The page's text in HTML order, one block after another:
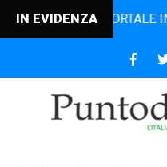
IN EVIDENZA
IL PORTALE